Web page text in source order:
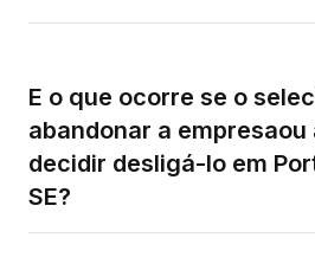
E o que ocorre se o
abandonar a
decidir desligá-lo em
SE?